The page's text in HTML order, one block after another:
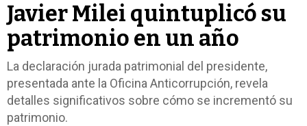
Javier Milei quintuplicó su
patrimonio en un año
La declaración jurada patrimonial del presidente,
presentada ante la Oficina Anticorrupción, revela
detalles significativos sobre cómo se incrementó su
patrimonio.